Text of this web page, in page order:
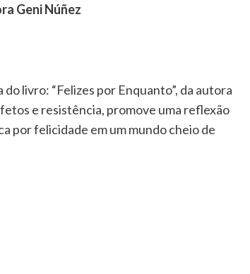
Geni Núñez
livro: “Felizes por Enquanto”, da autora
e resistência, promove uma reflexão
por felicidade em um mundo cheio de